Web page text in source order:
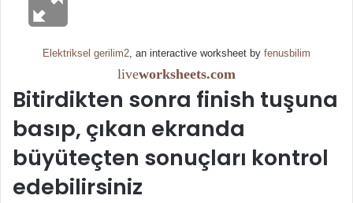
Elektriksel gerilim2, an interactive worksheet by fenusbilim
liveworksheets.com
Bitirdikten sonra finish tuşuna
basıp, çıkan ekranda
büyüteçten sonuçları kontrol
edebilirsiniz